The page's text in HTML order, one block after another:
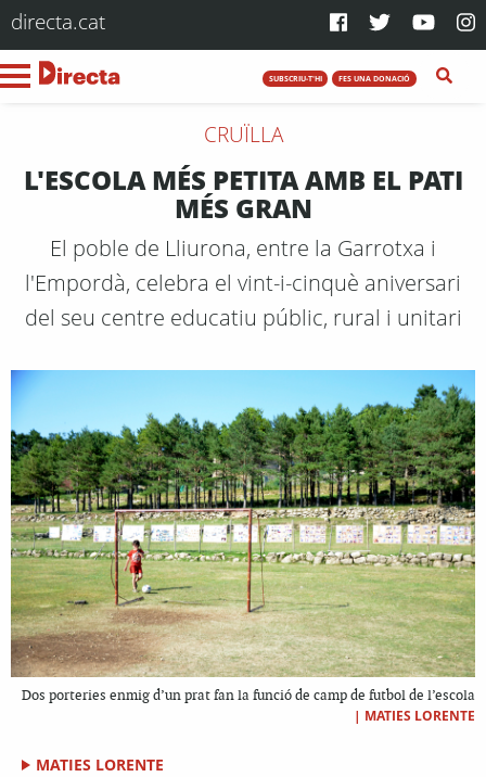
directa.cat
SUBSCRIU-T'HI FES UNA DONACIÓ
CRUÏLLA
L'ESCOLA MÉS PETITA AMB EL PATI
MÉS GRAN
El poble de Lliurona, entre la Garrotxa i
l'Empordà, celebra el vint-i-cinquè aniversari
del seu centre educatiu públic, rural i unitari
Dos porteries enmig d’un prat fan la funció de camp de futbol de l’escola
| MATIES LORENTE
MATIES LORENTE